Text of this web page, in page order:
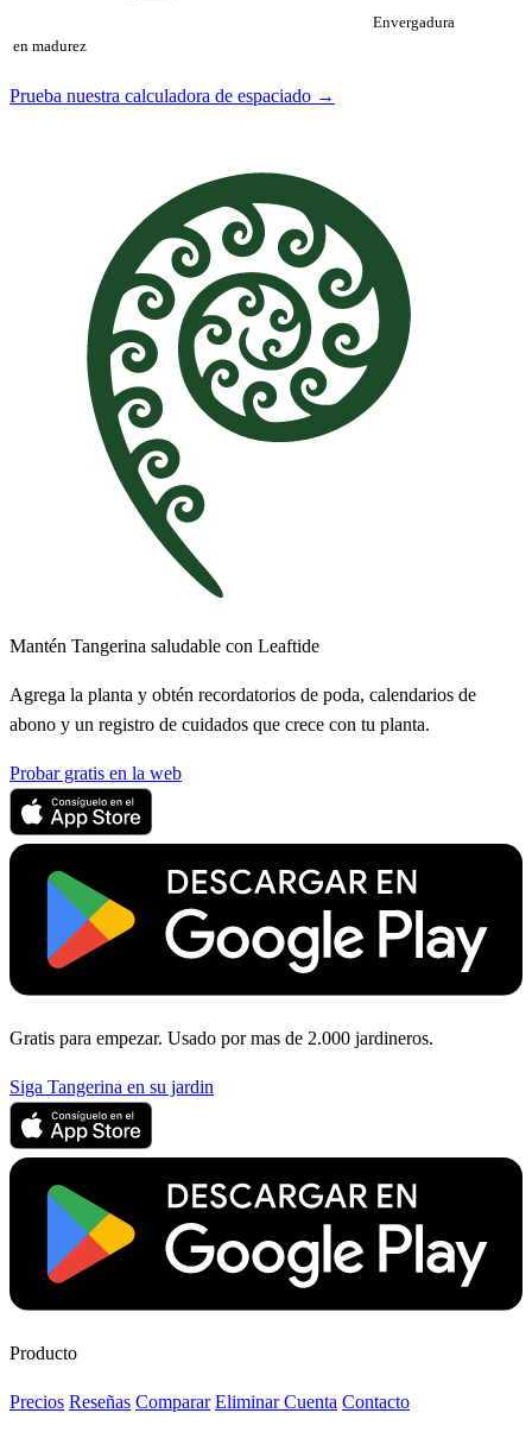
Envergadura
en madurez
Prueba nuestra calculadora de espaciado →
Mantén Tangerina saludable con Leaftide
Agrega la planta y obtén recordatorios de poda, calendarios de
abono y un registro de cuidados que crece con tu planta.
Probar gratis en la web
Gratis para empezar. Usado por mas de 2.000 jardineros.
Siga Tangerina en su jardin
Producto
Precios Reseñas Comparar Eliminar Cuenta Contacto